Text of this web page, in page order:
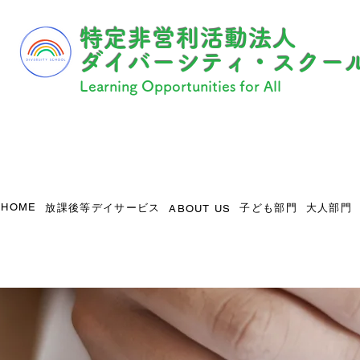
​特定非営利活動法人
ダイバーシティ・スクー
Learning Opportunities for All
HOME 放課後等デイサービス ABOUT US 子ども部門 大人部門